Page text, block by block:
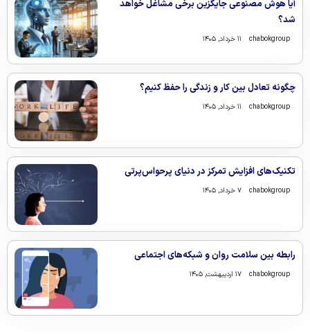
آیا هوش مصنوعی جایگزین برخی مشاغل خواهد
شد؟
chabokgroup ۱۱ خرداد, ۱۴۰۵
چگونه تعادل بین کار و زندگی را حفظ کنیم؟
chabokgroup ۱۱ خرداد, ۱۴۰۵
تکنیک‌های افزایش تمرکز در دنیای پرحواس‌پرتی
chabokgroup ۷ خرداد, ۱۴۰۵
رابطه بین سلامت روان و شبکه‌های اجتماعی
chabokgroup ۱۷ اردیبهشت, ۱۴۰۵